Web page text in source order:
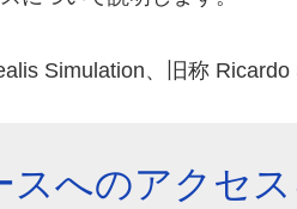
Simulation、旧称 Ricardo
スへのアクセ